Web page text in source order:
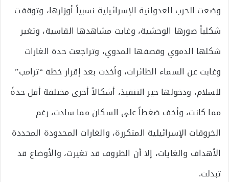
وضعت الحرب العدوانية الإسرائيلية نسبياً أوزارها، وتوقفت
شكلياً صورها الوحشية، وغابت مشاهدها القاسية، وتغير
شكلها الدموي وقصفها المدوي، وتراجعت حدة الغارات
وغابت عن السماء الطائرات، وأخذت بعد إقرار خطة “ترامب”
للسلام، ودخولها حيز التنفيذ، أشكالاً أخرى مختلفة أقل حدةً
مما كانت، وأخف ضغطاً على السكان مما سادت، رغم
الخروقات الإسرائيلية المتكررة، والغارات المحدودة المحددة
الأهداف والغايات، إلا أن الظروف قد تغيرت، والأوضاع قد
تبدلت.